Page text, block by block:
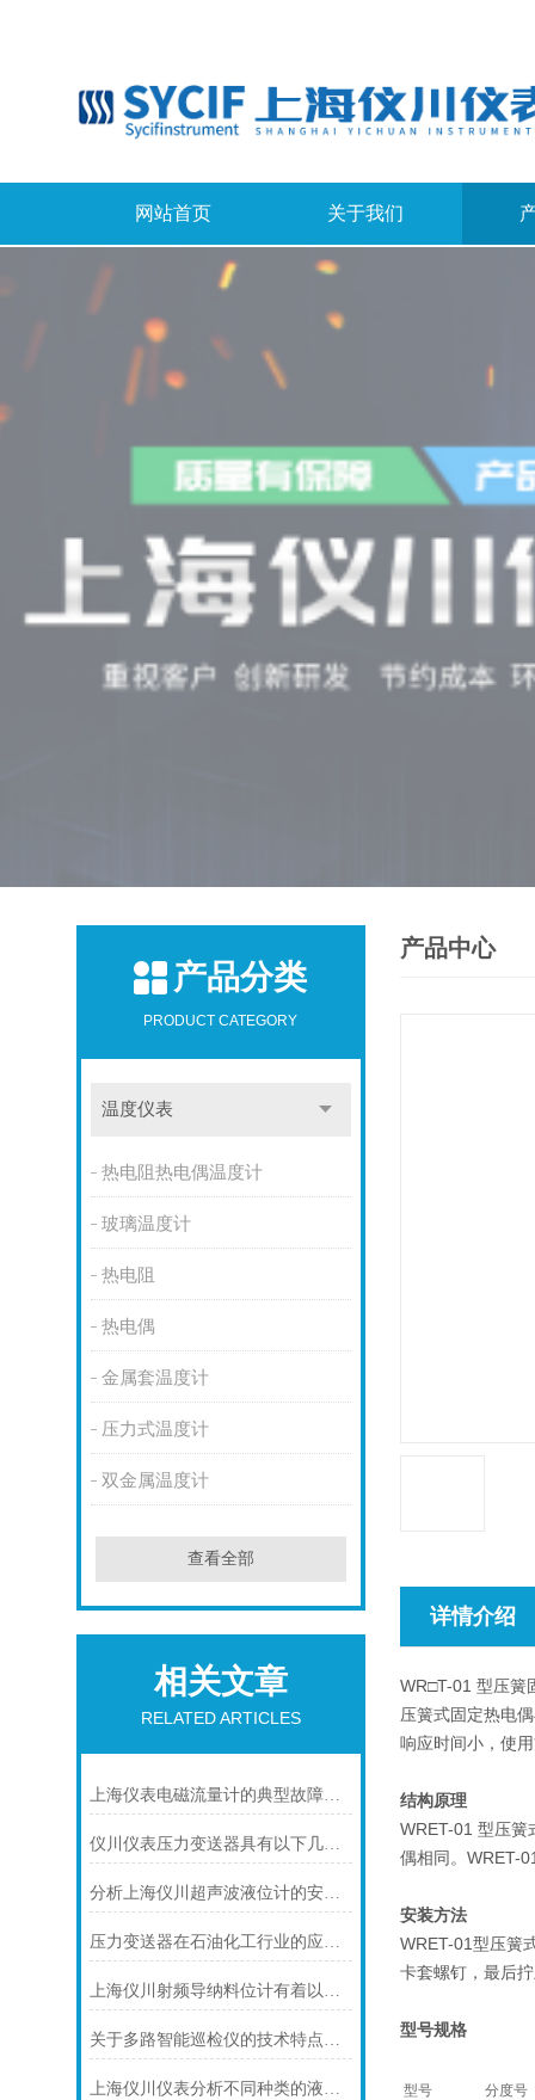
网站首页 关于我们
产品分类
PRODUCT CATEGORY
温度仪表
热电阻热电偶温度计
玻璃温度计
热电阻
热电偶
金属套温度计
压力式温度计
双金属温度计
查看全部
相关文章
RELATED ARTICLES
上海仪表电磁流量计的典型故障诊断及处理方法
仪川仪表压力变送器具有以下几大技术特点
分析上海仪川超声波液位计的安装原理
压力变送器在石油化工行业的应用说明
上海仪川射频导纳料位计有着以下几大技术特点
关于多路智能巡检仪的技术特点，你怎么看呢？
上海仪川仪表分析不同种类的液位变送器
产品中心
详情介绍
WR□T-01 型压簧
压簧式固定热电
响应时间小，使
结构原理
WRET-01 型压簧
偶相同。WRET-
安装方法
WRET-01型压簧
卡套螺钉，最后
型号规格
型号 分度号